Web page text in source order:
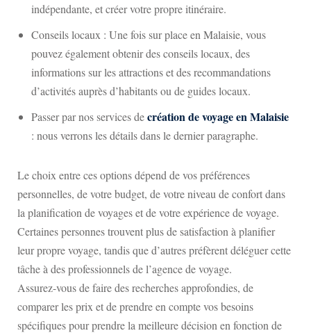
indépendante, et créer votre propre itinéraire.
Conseils locaux : Une fois sur place en Malaisie, vous
pouvez également obtenir des conseils locaux, des
informations sur les attractions et des recommandations
d’activités auprès d’habitants ou de guides locaux.
Passer par nos services decréation de voyage en Malaisie
: nous verrons les détails dans le dernier paragraphe.
Le choix entre ces options dépend de vos préférences
personnelles, de votre budget, de votre niveau de confort dans
la planification de voyages et de votre expérience de voyage.
Certaines personnes trouvent plus de satisfaction à planifier
leur propre voyage, tandis que d’autres préfèrent déléguer cette
tâche à des professionnels de l’agence de voyage.
Assurez-vous de faire des recherches approfondies, de
comparer les prix et de prendre en compte vos besoins
spécifiques pour prendre la meilleure décision en fonction de